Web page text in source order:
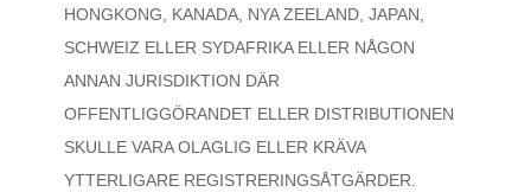
HONGKONG, KANADA, NYA ZEELAND, JAPAN,
SCHWEIZ ELLER SYDAFRIKA ELLER NÅGON
ANNAN JURISDIKTION DÄR
OFFENTLIGGÖRANDET ELLER DISTRIBUTIONEN
SKULLE VARA OLAGLIG ELLER KRÄVA
YTTERLIGARE REGISTRERINGSÅTGÄRDER.